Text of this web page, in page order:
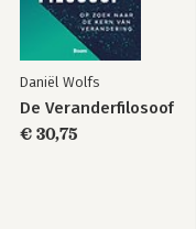
Daniël Wolfs
De Veranderfilosoof
€ 30,75